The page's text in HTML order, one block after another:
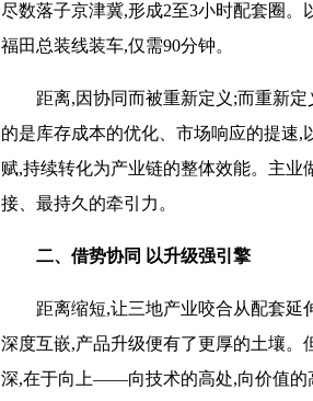
尽数落子京津冀,形成2至3小时配套圈
福田总装线装车,仅需90分钟。
距离,因协同而被重新定义;而重新
的是库存成本的优化、市场响应的提速
赋,持续转化为产业链的整体效能。主
接、最持久的牵引力。
二、借势协同 以升级强引擎
距离缩短,让三地产业咬合从配套延
深度互嵌,产品升级便有了更厚的土壤。
深,在于向上——向技术的高处,向价值的